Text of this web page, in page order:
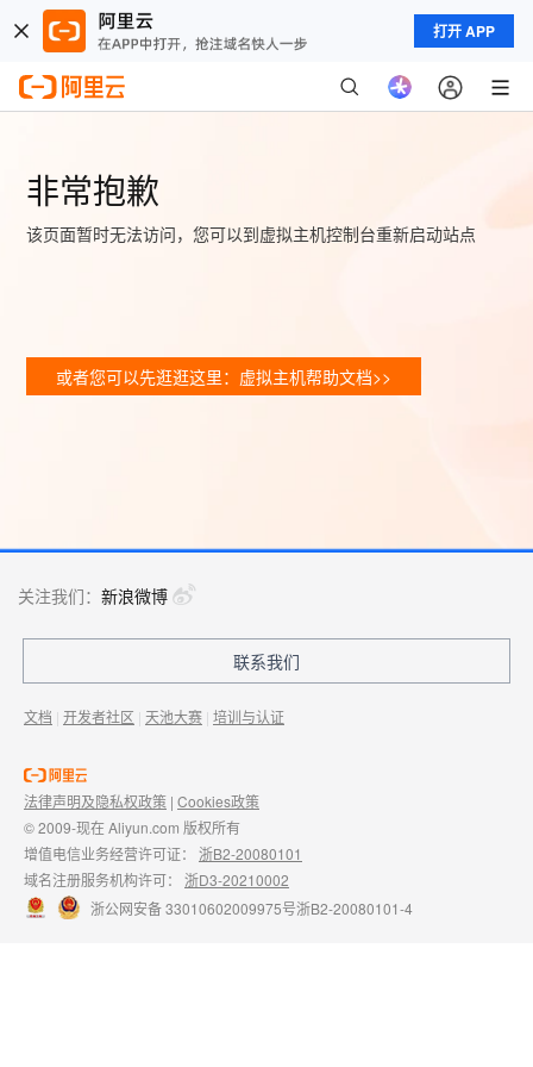
打开 APP
非常抱歉
该页面暂时无法访问，您可以到虚拟主机控制台重新启动站点
或者您可以先逛逛这里：虚拟主机帮助文档>>